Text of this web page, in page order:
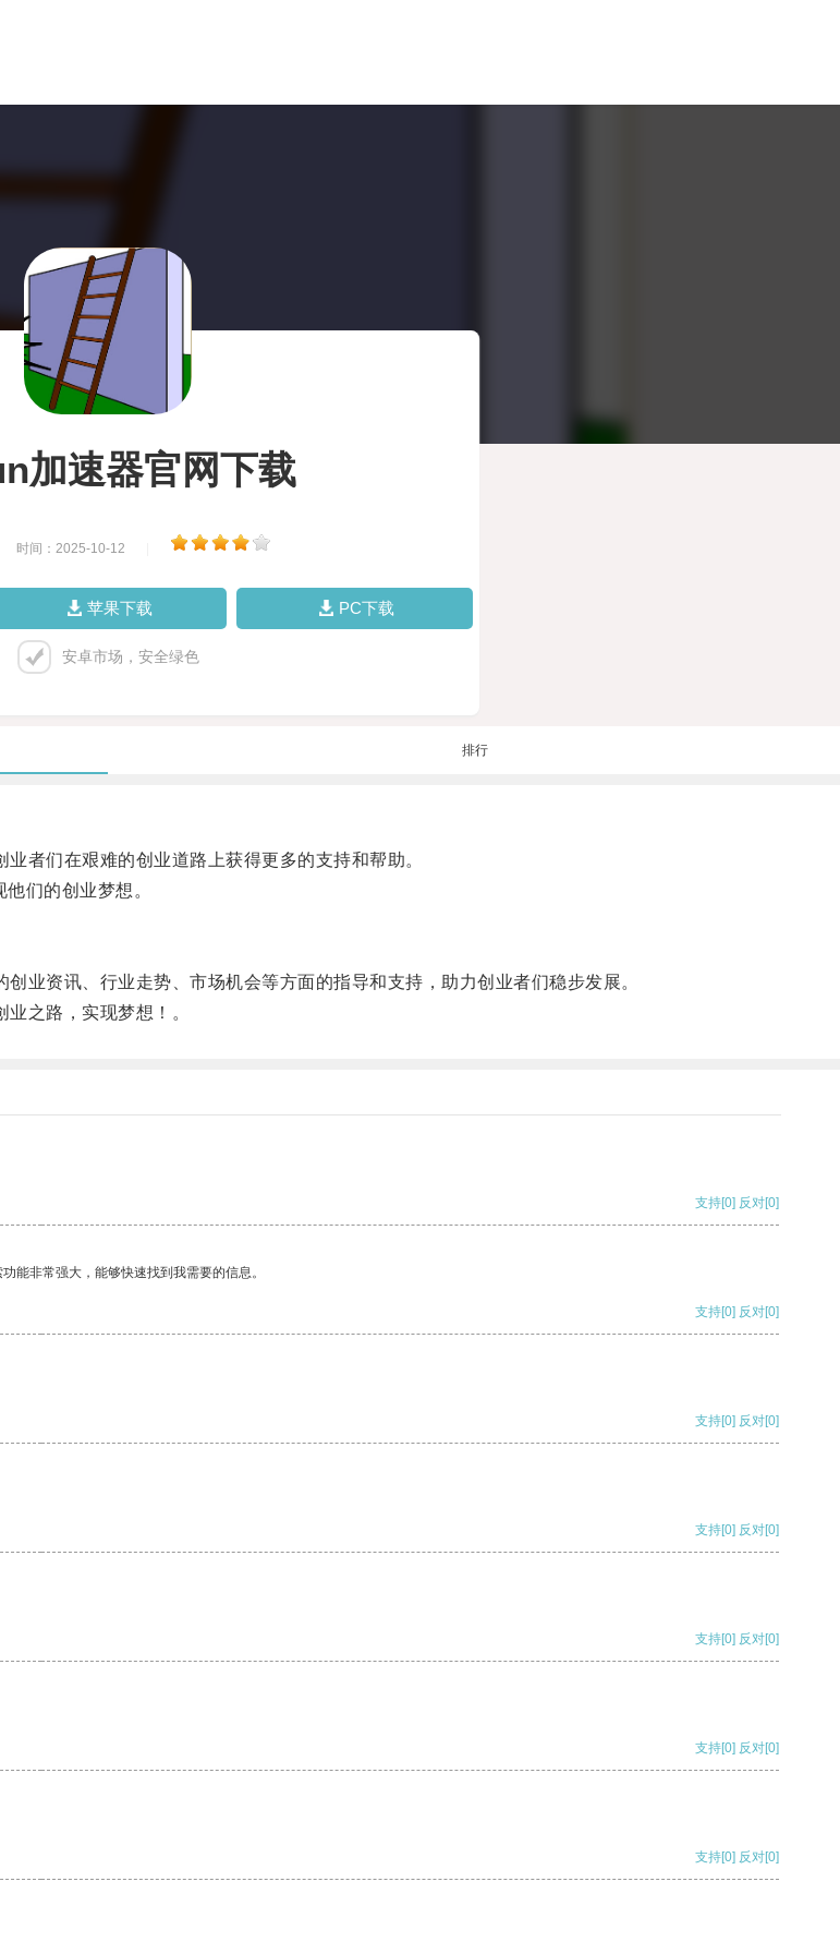
加速器官网下载
时间：2025-10-12
苹果下载 PC下载
安卓市场，安全绿色
排行
们在艰难的创业道路上获得更多的支持和帮助。
们的创业梦想。
资讯、行业走势、市场机会等方面的指导和支持，助力创业者们稳步发展。
之路，实现梦想！。
支持[0] 反对[0]
能非常强大，能够快速找到我需要的信息。
支持[0] 反对[0]
支持[0] 反对[0]
支持[0] 反对[0]
支持[0] 反对[0]
支持[0] 反对[0]
支持[0] 反对[0]